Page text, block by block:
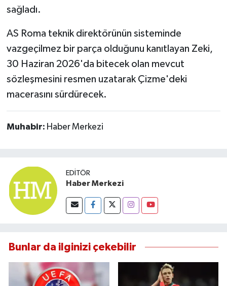
sağladı.
AS Roma teknik direktörünün sisteminde
vazgeçilmez bir parça olduğunu kanıtlayan Zeki,
30 Haziran 2026'da bitecek olan mevcut
sözleşmesini resmen uzatarak Çizme'deki
macerasını sürdürecek.
Muhabir: Haber Merkezi
EDITÖR
Haber Merkezi
Bunlar da ilginizi çekebilir